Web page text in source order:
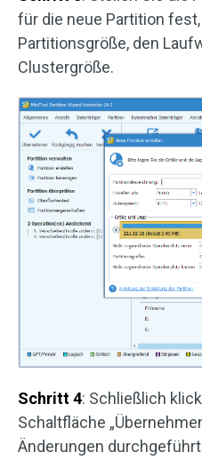
für die neue Partition
Partitionsgröße, den
Clustergröße.
Schritt 4: Schließlich
Schaltfläche
Änderungen